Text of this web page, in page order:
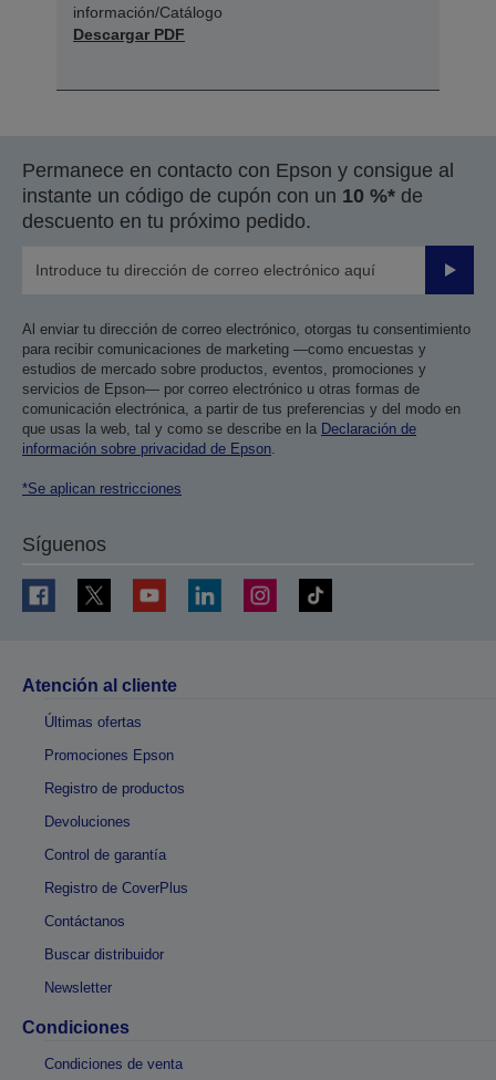
información/Catálogo
Descargar PDF
Permanece en contacto con Epson y consigue al
instante un código de cupón con un 10 %* de
descuento en tu próximo pedido.
Enviar
Al enviar tu dirección de correo electrónico, otorgas tu consentimiento
para recibir comunicaciones de marketing —como encuestas y
estudios de mercado sobre productos, eventos, promociones y
servicios de Epson— por correo electrónico u otras formas de
comunicación electrónica, a partir de tus preferencias y del modo en
que usas la web, tal y como se describe en la Declaración de
información sobre privacidad de Epson
*Se aplican restricciones
Síguenos
Atención al cliente
Últimas ofertas
Promociones Epson
Registro de productos
Devoluciones
Control de garantía
Registro de CoverPlus
Contáctanos
Buscar distribuidor
Newsletter
Condiciones
Condiciones de venta